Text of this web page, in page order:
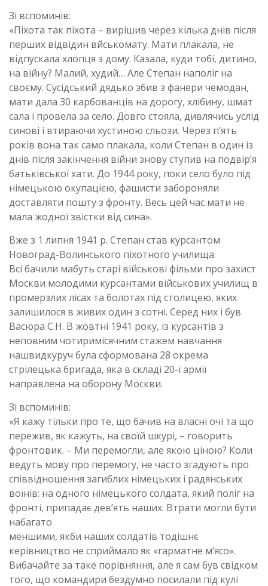
Зі вспоминів:
«Піхота так піхота – вирішив через кілька днів після
перших відвідин вйськомату. Мати плакала, не
відпускала хлопця з дому. Казала, куди тобі, дитино,
на війну? Малий, худий… Але Степан наполіг на
своєму. Сусідський дядько збив з фанери чемодан,
мати дала 30 карбованців на дорогу, хлібину, шмат
сала і провела за село. Довго стояла, дивлячись услід
синові і втираючи хустиною сльози. Через п’ять
років вона так само плакала, коли Степан в один із
днів після закінчення війни знову ступив на подвір’я
батьківської хати. До 1944 року, поки село було під
німецькою окупацією, фашисти забороняли
доставляти пошту з фронту. Весь цей час мати не
мала жодної звістки від сина».
Вже з 1 липня 1941 р. Степан став курсантом
Новоград-Волинського піхотного училища.
Всі бачили мабуть старі військові фільми про захист
Москви молодими курсантами військових училищ в
промерзлих лісах та болотах під столицею, яких
залишилося в живих один з сотні. Серед них і був
Васюра С.Н. В жовтні 1941 року, із курсантів з
неповним чотиримісячним стажем навчання
нашвидкуруч була сформована 28 окрема
стрілецька бригада, яка в складі 20-ї армії
направлена на оборону Москви.
Зі вспоминів:
«Я кажу тільки про те, що бачив на власні очі та що
пережив, як кажуть, на своїй шкурі, – говорить
фронтовик. – Ми перемогли, але якою ціною? Коли
ведуть мову про перемогу, не часто згадують про
співвідношення загиблих німецьких і радянських
воїнів: на одного німецького солдата, який поліг на
фронті, припадає дев’ять наших. Втрати могли бути
набагато
меншими, якби наших солдатів тодішнє
керівництво не сприймало як «гарматне м’ясо».
Вибачайте за таке порівняння, але я сам був свідком
того, що командири бездумно посилали під кулі